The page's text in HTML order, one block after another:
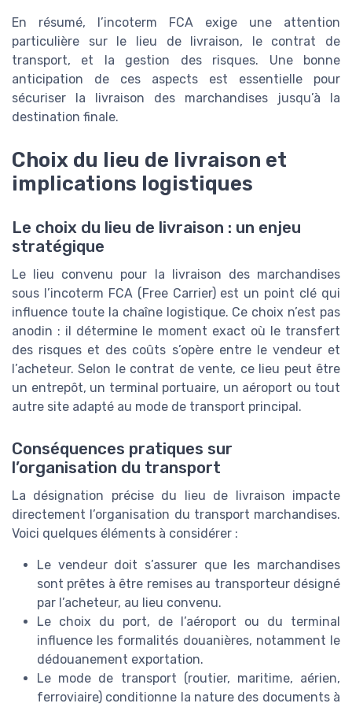
En résumé, l’incoterm FCA exige une attention
particulière sur le lieu de livraison, le contrat de
transport, et la gestion des risques. Une bonne
anticipation de ces aspects est essentielle pour
sécuriser la livraison des marchandises jusqu’à la
destination finale.
Choix du lieu de livraison et
implications logistiques
Le choix du lieu de livraison : un enjeu
stratégique
Le lieu convenu pour la livraison des marchandises
sous l’incoterm FCA (Free Carrier) est un point clé qui
influence toute la chaîne logistique. Ce choix n’est pas
anodin : il détermine le moment exact où le transfert
des risques et des coûts s’opère entre le vendeur et
l’acheteur. Selon le contrat de vente, ce lieu peut être
un entrepôt, un terminal portuaire, un aéroport ou tout
autre site adapté au mode de transport principal.
Conséquences pratiques sur
l’organisation du transport
La désignation précise du lieu de livraison impacte
directement l’organisation du transport marchandises.
Voici quelques éléments à considérer :
Le vendeur doit s’assurer que les marchandises
sont prêtes à être remises au transporteur désigné
par l’acheteur, au lieu convenu.
Le choix du port, de l’aéroport ou du terminal
influence les formalités douanières, notamment le
dédouanement exportation.
Le mode de transport (routier, maritime, aérien,
ferroviaire) conditionne la nature des documents à